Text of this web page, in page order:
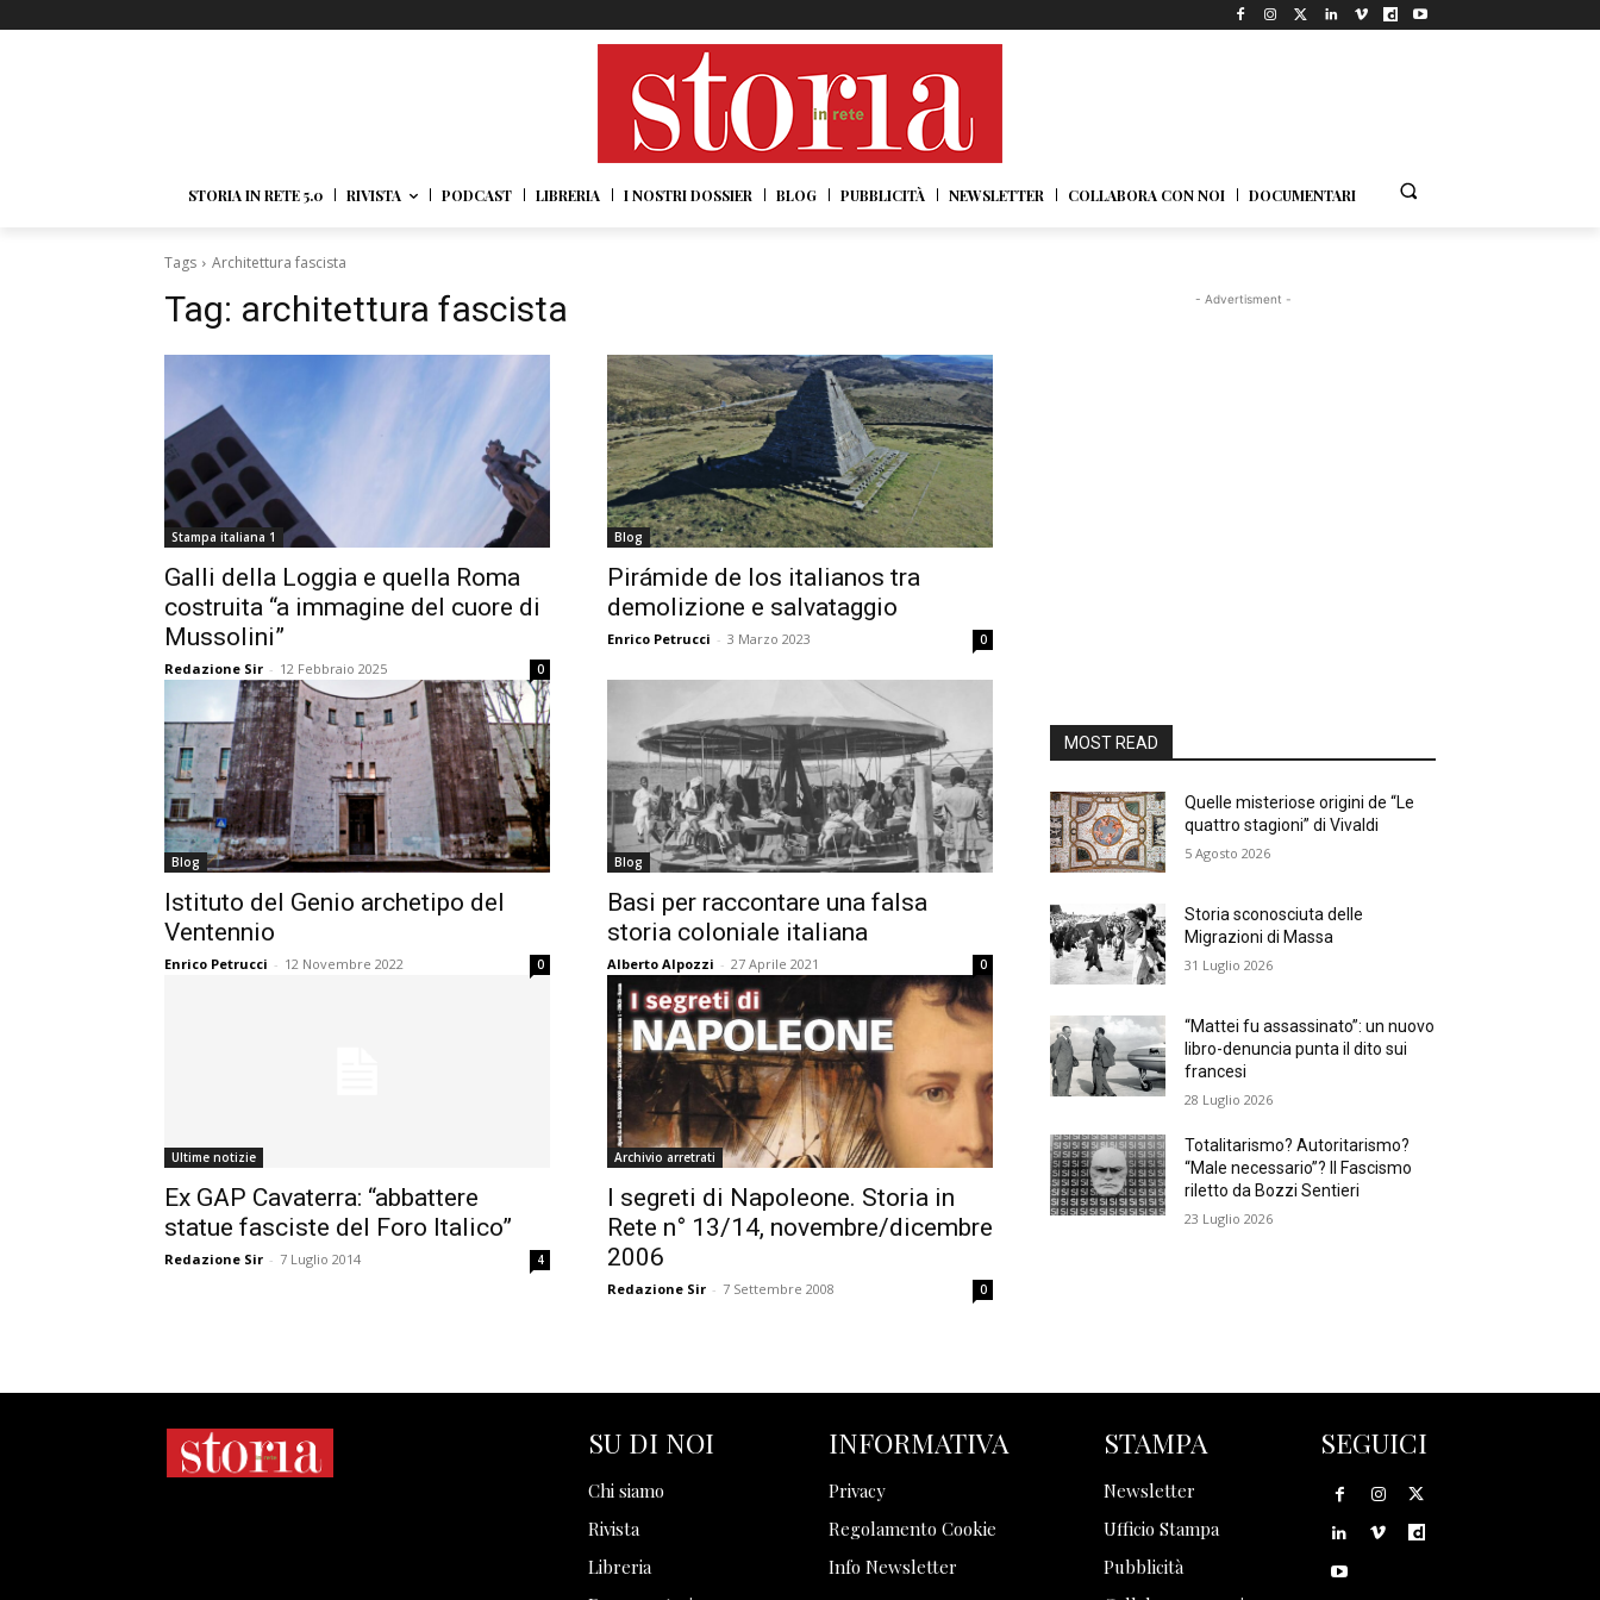
STORIA IN RETE 5.0 RIVISTA PODCAST LIBRERIA I NOSTRI DOSSIER BLOG PUBBLICITÀ NEWSLETTER COLLABORA CON NOI DOCUMENTARI
Tags Architettura fascista
Tag: architettura fascista
Stampa italiana 1
Galli della Loggia e quella Roma
costruita “a immagine del cuore di
Mussolini”
Redazione Sir - 12 Febbraio 2025 0
Blog
Pirámide de los italianos tra
demolizione e salvataggio
Enrico Petrucci - 3 Marzo 2023 0
Blog
Istituto del Genio archetipo del
Ventennio
Enrico Petrucci - 12 Novembre 2022 0
Blog
Basi per raccontare una falsa
storia coloniale italiana
Alberto Alpozzi - 27 Aprile 2021 0
Ultime notizie
Ex GAP Cavaterra: “abbattere
statue fasciste del Foro Italico”
Redazione Sir - 7 Luglio 2014 4
Archivio arretrati
I segreti di Napoleone. Storia in
Rete n° 13/14, novembre/dicembre
2006
Redazione Sir - 7 Settembre 2008 0
- Advertisment -
MOST READ
Quelle misteriose origini de “Le
quattro stagioni” di Vivaldi
5 Agosto 2026
Storia sconosciuta delle
Migrazioni di Massa
31 Luglio 2026
“Mattei fu assassinato”: un nuovo
libro-denuncia punta il dito sui
francesi
28 Luglio 2026
Totalitarismo? Autoritarismo?
“Male necessario”? Il Fascismo
riletto da Bozzi Sentieri
23 Luglio 2026
SU DI NOI
Chi siamo
Rivista
Libreria
INFORMATIVA
Privacy
Regolamento Cookie
Info Newsletter
STAMPA
Newsletter
Ufficio Stampa
Pubblicità
SEGUICI